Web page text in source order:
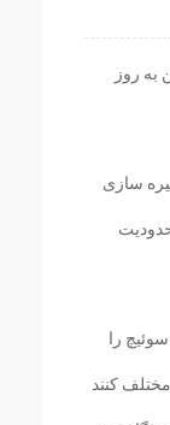
به روز
سازی
را
کنند